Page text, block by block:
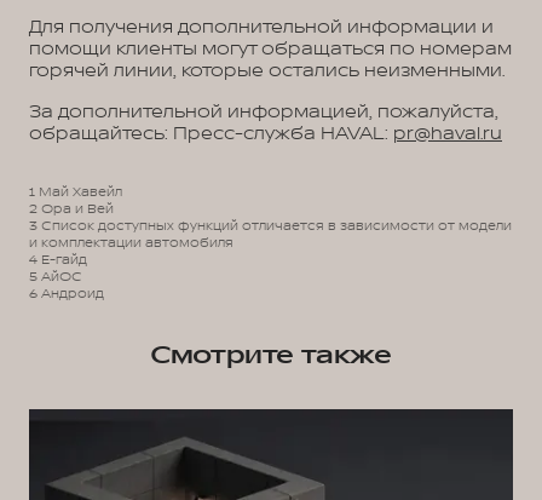
Для получения дополнительной информации и
помощи клиенты могут обращаться по номерам
горячей линии, которые остались неизменными.
За дополнительной информацией, пожалуйста,
обращайтесь: Пресс-служба HAVAL: pr@haval.ru
1 Май Хавейл
2 Ора и Вей
3 Список доступных функций отличается в зависимости от модели
и комплектации автомобиля
4 Е-гайд
5 АйОС
6 Андроид
Смотрите также